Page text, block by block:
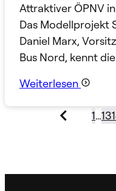
Attraktiver ÖPNV
Das Modellprojekt
Daniel Marx,
Bus Nord, kennt
Weiterlesen
1…13